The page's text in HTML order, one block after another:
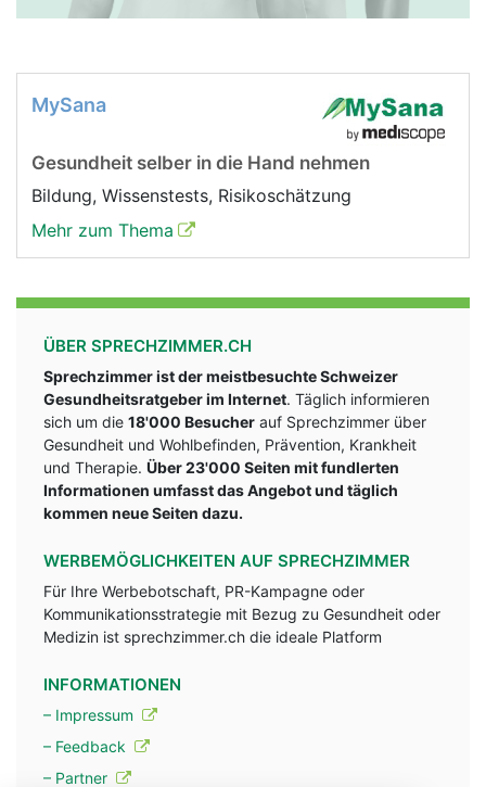
MySana
Gesundheit selber in die Hand nehmen
Bildung, Wissenstests, Risikoschätzung
Mehr zum Thema
ÜBER SPRECHZIMMER.CH
Sprechzimmer ist der meistbesuchte Schweizer
Gesundheitsratgeber im Internet. Täglich informieren
sich um die 18'000 Besucher auf Sprechzimmer über
Gesundheit und Wohlbefinden, Prävention, Krankheit
und Therapie. Über 23'000 Seiten mit fundlerten
Informationen umfasst das Angebot und täglich
kommen neue Seiten dazu.
WERBEMÖGLICHKEITEN AUF SPRECHZIMMER
Für Ihre Werbebotschaft, PR-Kampagne oder
Kommunikationsstrategie mit Bezug zu Gesundheit oder
Medizin ist sprechzimmer.ch die ideale Platform
INFORMATIONEN
– Impressum
– Feedback
– Partner